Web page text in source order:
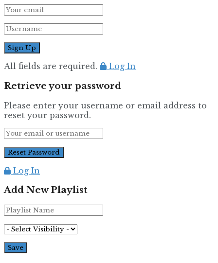
All fields are required. Log In
Retrieve your password
Please enter your username or email address to
reset your password.
Log In
Add New Playlist